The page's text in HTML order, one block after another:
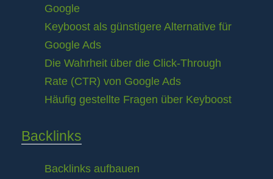
Google
Keyboost als günstigere Alternative für
Google Ads
Die Wahrheit über die Click-Through
Rate (CTR) von Google Ads
Häufig gestellte Fragen über Keyboost
Backlinks
Backlinks aufbauen